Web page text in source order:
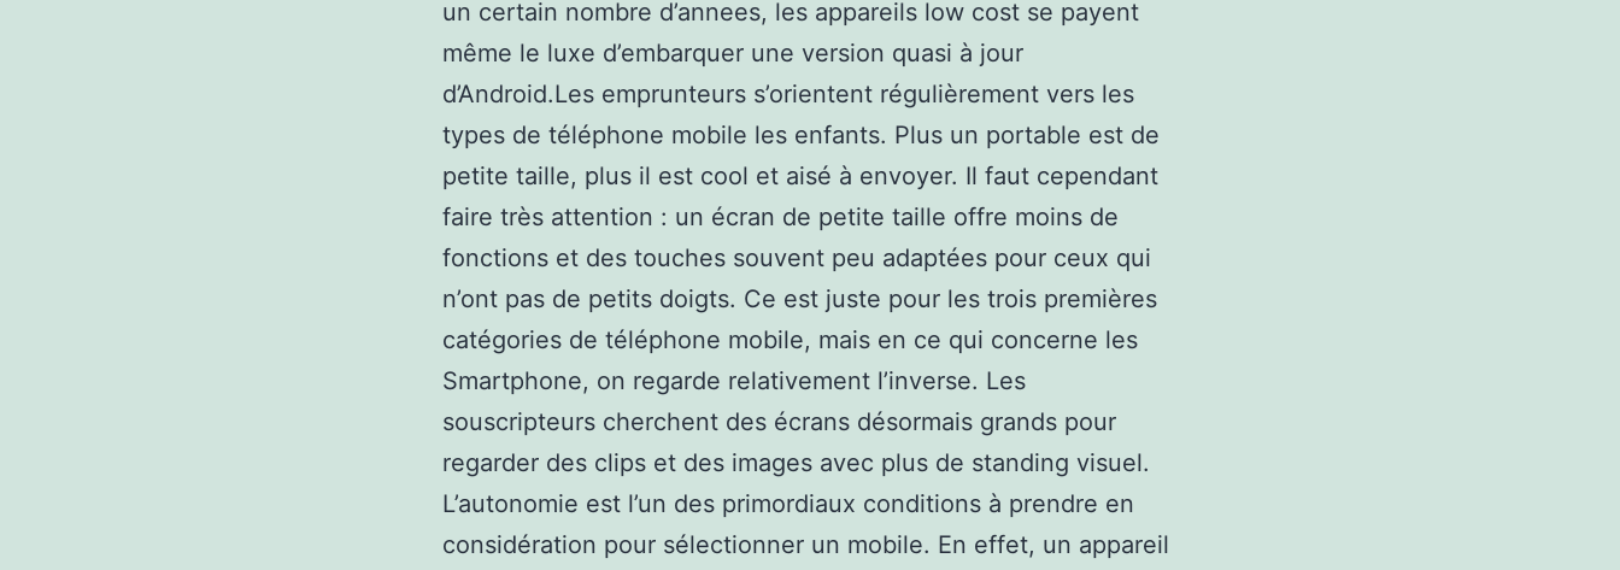
un certain nombre d’annees, les appareils low cost se payent
même le luxe d’embarquer une version quasi à jour
d’Android.Les emprunteurs s’orientent régulièrement vers les
types de téléphone mobile les enfants. Plus un portable est de
petite taille, plus il est cool et aisé à envoyer. Il faut cependant
faire très attention : un écran de petite taille offre moins de
fonctions et des touches souvent peu adaptées pour ceux qui
n’ont pas de petits doigts. Ce est juste pour les trois premières
catégories de téléphone mobile, mais en ce qui concerne les
Smartphone, on regarde relativement l’inverse. Les
souscripteurs cherchent des écrans désormais grands pour
regarder des clips et des images avec plus de standing visuel.
L’autonomie est l’un des primordiaux conditions à prendre en
considération pour sélectionner un mobile. En effet, un appareil